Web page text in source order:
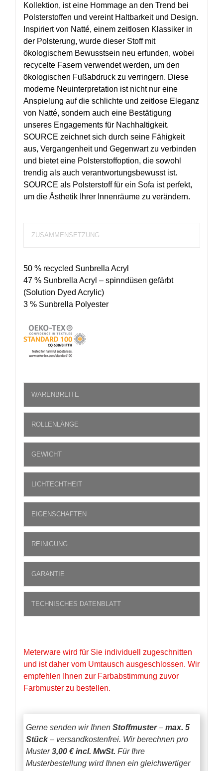
Kollektion, ist eine Hommage an den Trend bei
Polsterstoffen und vereint Haltbarkeit und Design.
Inspiriert von Natté, einem zeitlosen Klassiker in
der Polsterung, wurde dieser Stoff mit
ökologischem Bewusstsein neu erfunden, wobei
recycelte Fasern verwendet werden, um den
ökologischen Fußabdruck zu verringern. Diese
moderne Neuinterpretation ist nicht nur eine
Anspielung auf die schlichte und zeitlose Eleganz
von Natté, sondern auch eine Bestätigung
unseres Engagements für Nachhaltigkeit.
SOURCE zeichnet sich durch seine Fähigkeit
aus, Vergangenheit und Gegenwart zu verbinden
und bietet eine Polsterstoffoption, die sowohl
trendig als auch verantwortungsbewusst ist.
SOURCE als Polsterstoff für ein Sofa ist perfekt,
um die Ästhetik Ihrer Innenräume zu verändern.
ZUSAMMENSETZUNG
50 % recycled Sunbrella Acryl
47 % Sunbrella Acryl – spinndüsen gefärbt
(Solution Dyed Acrylic)
3 % Sunbrella Polyester
WARENBREITE
ROLLENLÄNGE
GEWICHT
LICHTECHTHEIT
EIGENSCHAFTEN
REINIGUNG
GARANTIE
TECHNISCHES DATENBLATT
Meterware wird für Sie individuell zugeschnitten
und ist daher vom Umtausch ausgeschlossen. Wir
empfehlen Ihnen zur Farbabstimmung zuvor
Farbmuster zu bestellen.
Gerne senden wir Ihnen Stoffmuster– max. 5
Stück– versandkostenfrei. Wir berechnen pro
Muster3,00 € incl. MwSt. Für Ihre
Musterbestellung wird Ihnen ein gleichwertiger